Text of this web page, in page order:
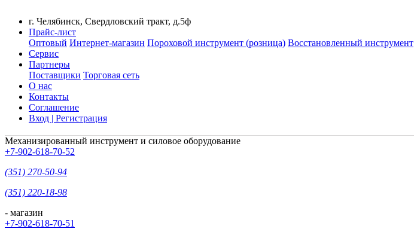
г. Челябинск, Свердловский тракт, д.5ф
Прайс-лист
Оптовый Интернет-магазин Пороховой инструмент (розница) Восстановленный инструмент
Сервис
Партнеры
Поставщики Торговая сеть
О нас
Контакты
Соглашение
Вход | Регистрация
Механизированный инструмент и силовое оборудование
+7-902-618-70-52
(351) 270-50-94
(351) 220-18-98
- магазин
+7-902-618-70-51